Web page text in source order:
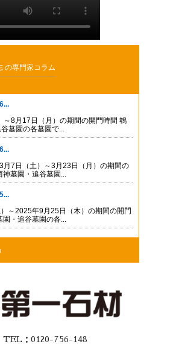
TEL：0120-756-148